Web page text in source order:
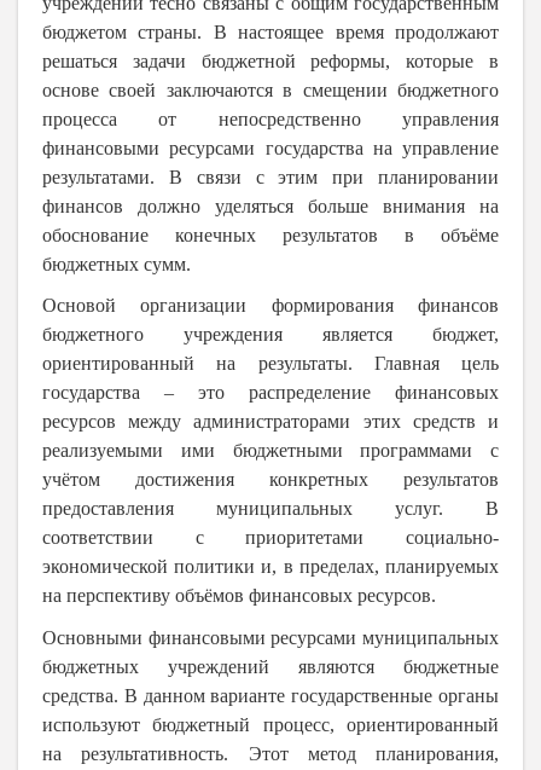
бюджетом страны. В настоящее время продолжают
решаться задачи бюджетной реформы, которые в
основе своей заключаются в смещении бюджетного
процесса от непосредственно управления
финансовыми ресурсами государства на управление
результатами. В связи с этим при планировании
финансов должно уделяться больше внимания на
обоснование конечных результатов в объёме
бюджетных сумм.
Основой организации формирования финансов
бюджетного учреждения является бюджет,
ориентированный на результаты. Главная цель
государства – это распределение финансовых
ресурсов между администраторами этих средств и
реализуемыми ими бюджетными программами с
учётом достижения конкретных результатов
предоставления муниципальных услуг. В
соответствии с приоритетами социально-
экономической политики и, в пределах, планируемых
на перспективу объёмов финансовых ресурсов.
Основными финансовыми ресурсами муниципальных
бюджетных учреждений являются бюджетные
средства. В данном варианте государственные органы
используют бюджетный процесс, ориентированный
на результативность. Этот метод планирования,